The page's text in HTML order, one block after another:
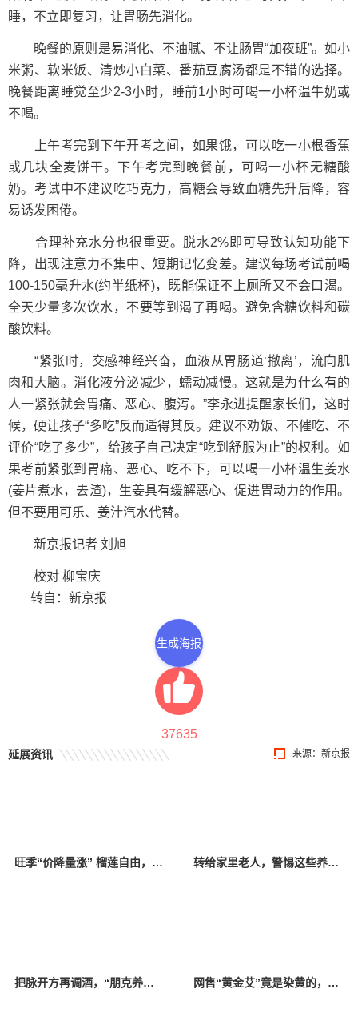
睡，不立即复习，让胃肠先消化。
晚餐的原则是易消化、不油腻、不让肠胃“加夜班”。如小
米粥、软米饭、清炒小白菜、番茄豆腐汤都是不错的选择。
晚餐距离睡觉至少2-3小时，睡前1小时可喝一小杯温牛奶或
不喝。
上午考完到下午开考之间，如果饿，可以吃一小根香蕉
或几块全麦饼干。下午考完到晚餐前，可喝一小杯无糖酸
奶。考试中不建议吃巧克力，高糖会导致血糖先升后降，容
易诱发困倦。
合理补充水分也很重要。脱水2%即可导致认知功能下
降，出现注意力不集中、短期记忆变差。建议每场考试前喝
100-150毫升水(约半纸杯)，既能保证不上厕所又不会口渴。
全天少量多次饮水，不要等到渴了再喝。避免含糖饮料和碳
酸饮料。
“紧张时，交感神经兴奋，血液从胃肠道‘撤离’，流向肌
肉和大脑。消化液分泌减少，蠕动减慢。这就是为什么有的
人一紧张就会胃痛、恶心、腹泻。”李永进提醒家长们，这时
候，硬让孩子“多吃”反而适得其反。建议不劝饭、不催吃、不
评价“吃了多少”，给孩子自己决定“吃到舒服为止”的权利。如
果考前紧张到胃痛、恶心、吃不下，可以喝一小杯温生姜水
(姜片煮水，去渣)，生姜具有缓解恶心、促进胃动力的作用。
但不要用可乐、姜汁汽水代替。
新京报记者 刘旭
校对 柳宝庆
转自：新京报
生成海报
37635
来源：新京报
延展资讯
旺季“价降量涨” 榴莲自由，真的要来了？ 转给家里老人，警惕这些养生保健“坑老”骗局→
把脉开方再调酒，“朋克养生”把中医请进了酒吧 网售“黄金艾”竟是染黄的，泡脚包霉菌超标，在家养生竟“有毒”？